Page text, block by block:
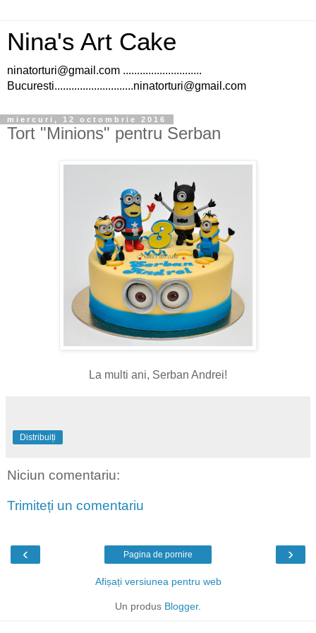
Nina's Art Cake
ninatorturi@gmail.com ............................
Bucuresti............................ninatorturi@gmail.com
miercuri, 12 octombrie 2016
Tort "Minions" pentru Serban
La multi ani, Serban Andrei!
Distribuiți
Niciun comentariu:
Trimiteți un comentariu
‹ ›
Pagina de pornire
Afișați versiunea pentru web
Un produs Blogger.